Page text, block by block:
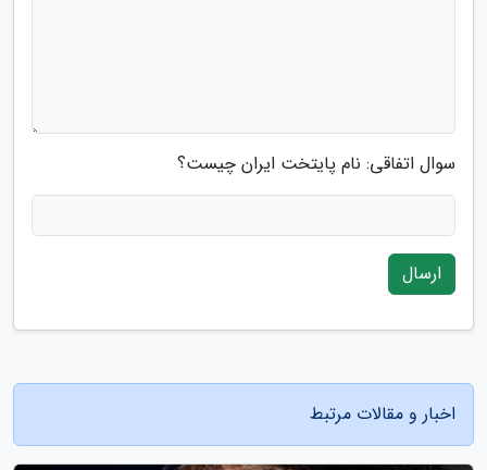
سوال اتفاقی: نام پایتخت ایران چیست؟
ارسال
اخبار و مقالات مرتبط